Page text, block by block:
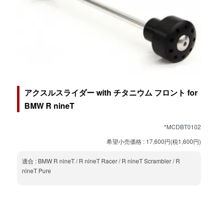
アクスルスライダー with チタニウム フロント for
BMW R nineT
*MCDBT0102
希望小売価格 : 17,600円(税1,600円)
適合 : BMW R nineT / R nineT Racer / R nineT Scrambler / R
nineT Pure